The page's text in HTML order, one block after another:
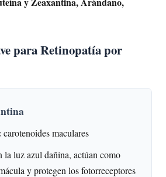
para Retinopatía por
carotenoides maculares
la luz azul dañina, actúan como
y protegen los fotorreceptores